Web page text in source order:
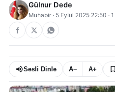
Gülnur Dede
Muhabir · 5 Eylül 2025 22:50 · 1
Sesli Dinle A− A+